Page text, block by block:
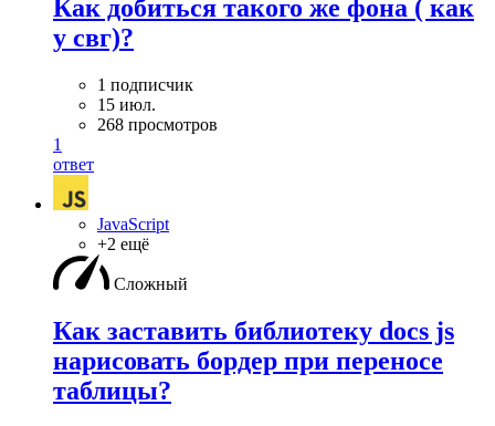
Как добиться такого же фона ( как
у свг)?
1 подписчик
15 июл.
268 просмотров
1
ответ
JavaScript
+2 ещё
Сложный
Как заставить библиотеку docs js
нарисовать бордер при переносе
таблицы?